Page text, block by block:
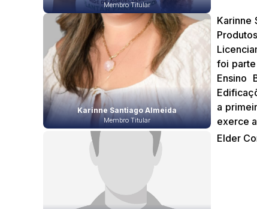
Membro Titular
Karinne Santiago Almeida
Membro Titular
Karinne
foi parte
Ensino
a
exerce
Elder